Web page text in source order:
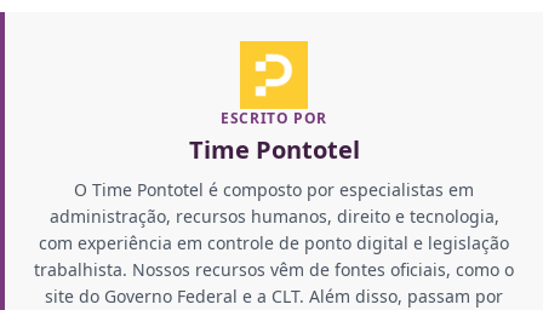
ESCRITO POR
Time Pontotel
O Time Pontotel é composto por especialistas em
administração, recursos humanos, direito e tecnologia,
com experiência em controle de ponto digital e legislação
trabalhista. Nossos recursos vêm de fontes oficiais, como o
site do Governo Federal e a CLT. Além disso, passam por